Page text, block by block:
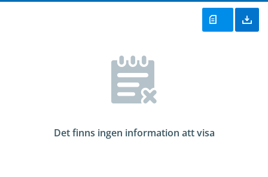
Det finns ingen information att visa